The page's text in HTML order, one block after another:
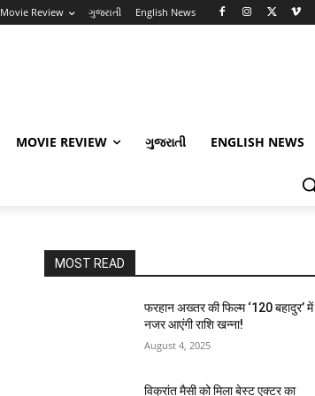
Movie Review ગુજરાતી English News
MOVIE REVIEW ગુજરાતી ENGLISH NEWS
MOST READ
फरहान अख्तर की फिल्म ‘120 बहादुर’ में
नजर आएंगी राशि खन्ना!
August 4, 2025
विक्रांत मैसी को मिला बेस्ट एक्टर का